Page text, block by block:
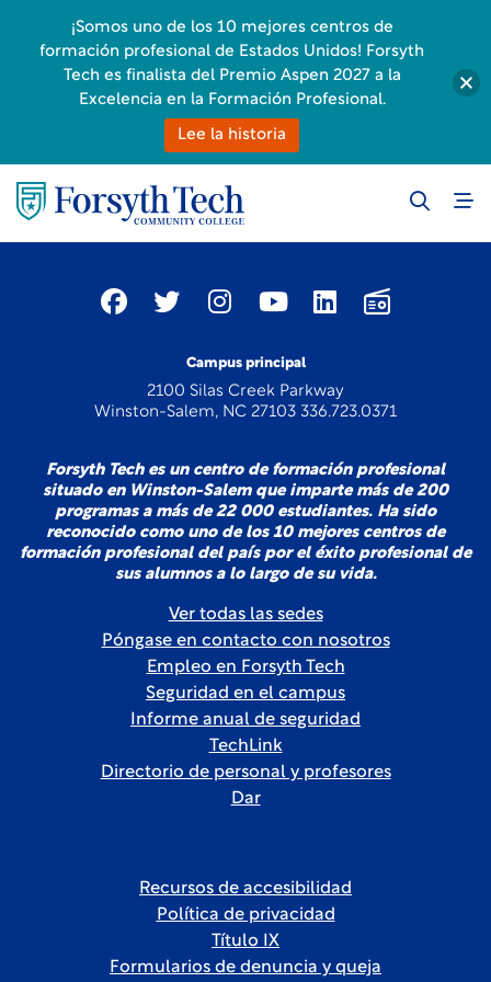
Campus principal
2100 Silas Creek Parkway
Winston-Salem, NC 27103 336.723.0371
Forsyth Tech es un centro de formación profesional
situado en Winston-Salem que imparte más de 200
programas a más de 22 000 estudiantes. Ha sido
reconocido como uno de los 10 mejores centros de
formación profesional del país por el éxito profesional de
sus alumnos a lo largo de su vida.
Ver todas las sedes
Póngase en contacto con nosotros
Empleo en Forsyth Tech
Seguridad en el campus
Informe anual de seguridad
TechLink
Directorio de personal y profesores
Dar
Recursos de accesibilidad
Política de privacidad
Título IX
Formularios de denuncia y queja
¡Somos uno de los 10 mejores centros de
formación profesional de Estados Unidos! Forsyth
Tech es finalista del Premio Aspen 2027 a la
Excelencia en la Formación Profesional.
Lee la historia